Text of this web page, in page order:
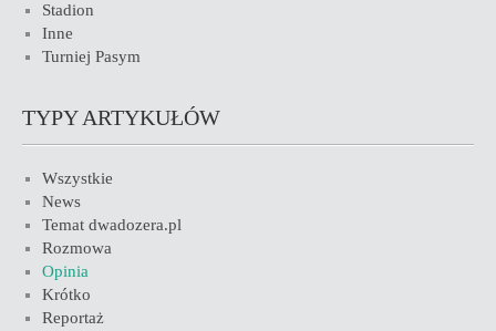
Stadion
Inne
Turniej Pasym
TYPY ARTYKUŁÓW
Wszystkie
News
Temat dwadozera.pl
Rozmowa
Opinia
Krótko
Reportaż